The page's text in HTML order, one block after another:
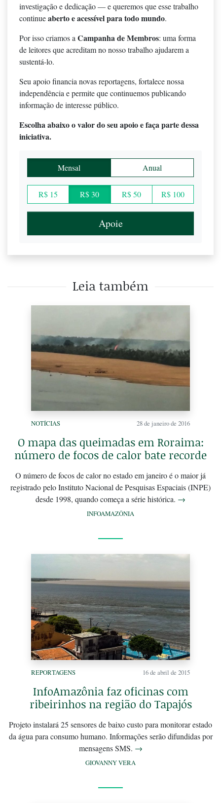
investigação e dedicação — e queremos que esse trabalho
continueaberto e acessível para todo mundo.
Por isso criamos a Campanha de Membros: uma forma
de leitores que acreditam no nosso trabalho ajudarem a
sustentá-lo.
Seu apoio financia novas reportagens, fortalece nossa
independência e permite que continuemos publicando
informação de interesse público.
Escolha abaixo o valor do seu apoio e faça parte dessa
iniciativa.
Mensal Anual
R$ 15 R$ 30 R$ 50 R$ 100
Apoie
Leia também
NOTÍCIAS 28 de janeiro de 2016
O mapa das queimadas em Roraima:
número de focos de calor bate recorde
O número de focos de calor no estado em janeiro é o maior já
registrado pelo Instituto Nacional de Pesquisas Espaciais (INPE)
desde 1998, quando começa a série histórica. →
INFOAMAZÔNIA
REPORTAGENS 16 de abril de 2015
InfoAmazônia faz oficinas com
ribeirinhos na região do Tapajós
Projeto instalará 25 sensores de baixo custo para monitorar estado
da água para consumo humano. Informações serão difundidas por
mensagens SMS. →
GIOVANNY VERA